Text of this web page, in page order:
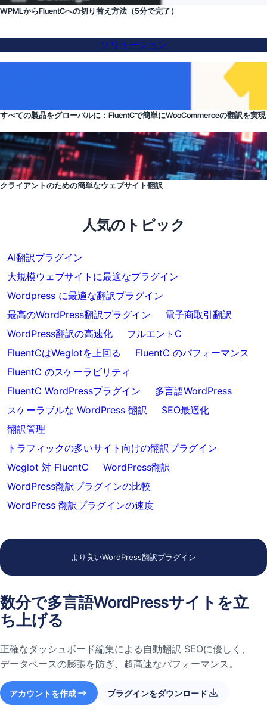
WPMLからFluentCへの切り替え方法（5分で完了）
ソリューション
すべての製品をグローバルに：FluentCで簡単にWooCommerceの翻訳を実現
クライアントのための簡単なウェブサイト翻訳
人気のトピック
AI翻訳プラグイン
大規模ウェブサイトに最適なプラグイン
Wordpress に最適な翻訳プラグイン
最高のWordPress翻訳プラグイン
電子商取引翻訳
WordPress翻訳の高速化
フルエントC
FluentCはWeglotを上回る
FluentC のパフォーマンス
FluentC のスケーラビリティ
FluentC WordPressプラグイン
多言語WordPress
スケーラブルな WordPress 翻訳
SEO最適化
翻訳管理
トラフィックの多いサイト向けの翻訳プラグイン
Weglot 対 FluentC
WordPress翻訳
WordPress翻訳プラグインの比較
WordPress 翻訳プラグインの速度
より良いWordPress翻訳プラグイン
数分で多言語WordPressサイトを立
ち上げる
正確なダッシュボード編集による自動翻訳 SEOに優しく、
データベースの膨張を防ぎ、超高速なパフォーマンス。
アカウントを作成 プラグインをダウンロード